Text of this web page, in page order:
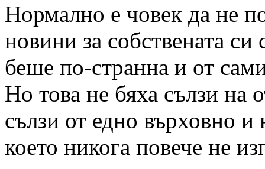
Нормално е човек да не
новини за собствената
беше по-странна и от
Но това не бяха сълзи на
сълзи от едно върховно
което никога повече не